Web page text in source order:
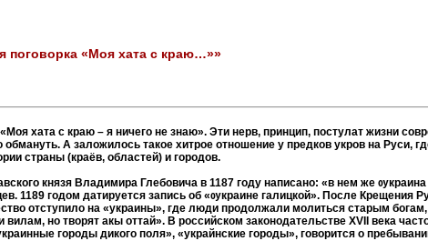
поговорка «Моя хата с краю…»»
хата с краю – я ничего не знаю». Эти нерв, принцип, постулат жизни
обмануть. А заложилось такое хитрое отношение у предков укров на Руси,
страны (краёв, областей) и городов.
князя Владимира Глебовича в 1187 году написано: «в нем же
1189 годом датируется запись об «ѹкраине галицкой». После Крещения
отступило на «украины», где люди продолжали молиться старым
но творят акы оттай». В российском законодательстве XVII века
городы дикого поля», «украйнские городы», говорится о